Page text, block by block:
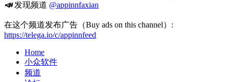
📣发现频道 @appinnfaxian
在这个频道发布广告（Buy ads on this channel）:
https://telega.io/c/appinnfeed
Home
小众软件
频道